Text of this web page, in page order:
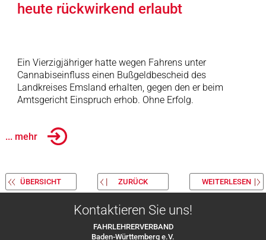
heute rückwirkend erlaubt
Ein Vierzigjähriger hatte wegen Fahrens unter
Cannabiseinfluss einen Bußgeldbescheid des
Landkreises Emsland erhalten, gegen den er beim
Amtsgericht Einspruch erhob. Ohne Erfolg.
... mehr
ÜBERSICHT ZURÜCK WEITERLESEN
Kontaktieren Sie uns!
FAHRLEHRERVERBAND
Baden-Württemberg e.V.